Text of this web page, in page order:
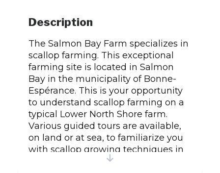
Description
The Salmon Bay Farm specializes in
scallop farming. This exceptional
farming site is located in Salmon
Bay in the municipality of Bonne-
Espérance. This is your opportunity
to understand scallop farming on a
typical Lower North Shore farm.
Various guided tours are available,
on land or at sea, to familiarize you
with scallop growing techniques in
their natural environment. Observe